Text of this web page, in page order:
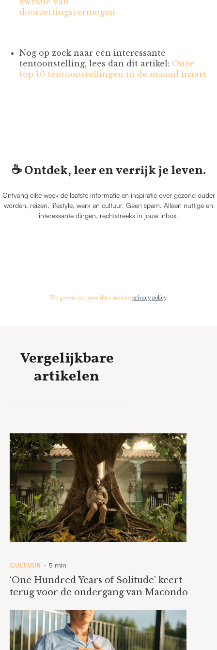
doorzettingsvermogen
Nog op zoek naar een interessante
tentoonstelling, lees dan dit artikel: Onze
top 10 tentoonstellingen in de maand maart
☕️ Ontdek, leer en verrijk je leven.
Ontvang elke week de laatste informatie en inspiratie over gezond ouder
worden, reizen, lifestyle, werk en cultuur. Geen spam. Alleen nuttige en
interessante dingen, rechtstreeks in jouw inbox.
We geven om jouw data in onze privacy policy.
Vergelijkbare
artikelen
CULTUUR • 5 min
‘One Hundred Years of Solitude’ keert
terug voor de ondergang van Macondo